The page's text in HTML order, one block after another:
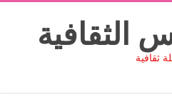
الثقافية
ثقافية